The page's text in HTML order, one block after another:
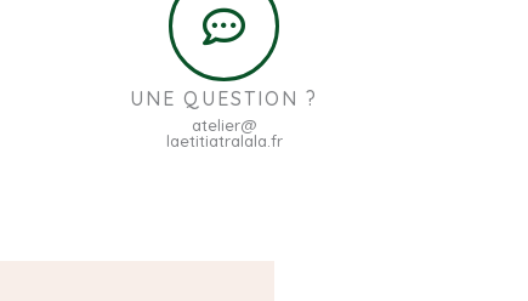
UNE QUESTION ?
atelier@
laetitiatralala.fr